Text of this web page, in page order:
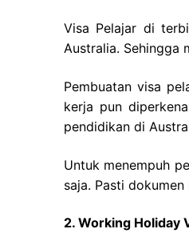
Visa Pelajar di
Australia. Sehingga
Pembuatan visa
kerja pun
pendidikan di
Untuk menempuh
saja. Pasti
2. Working Holiday